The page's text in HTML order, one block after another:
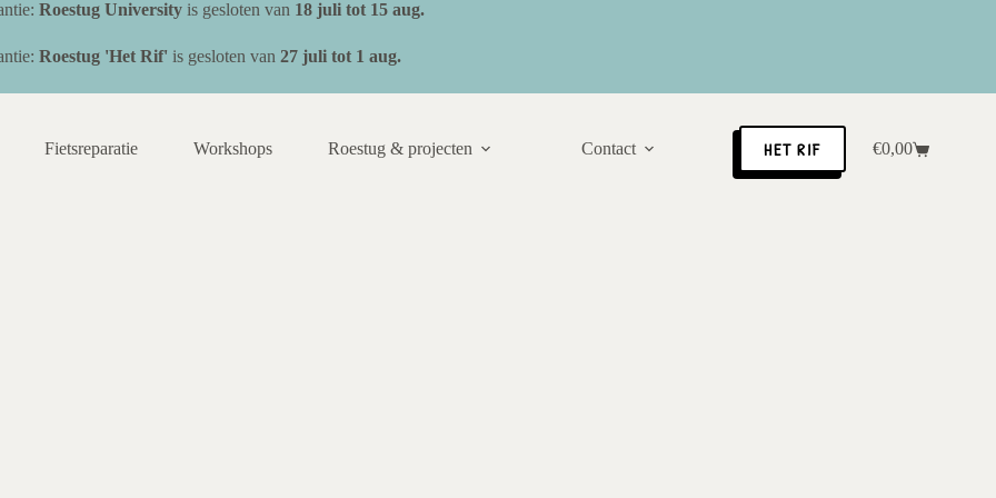
Roestug Universityis gesloten van 18 juli tot 15 aug.
Roestug 'Het Rif' is gesloten van 27 juli tot 1 aug.
Fietsreparatie Workshops Roestug & projecten Contact HET RIF Winkelwagen
€0,00